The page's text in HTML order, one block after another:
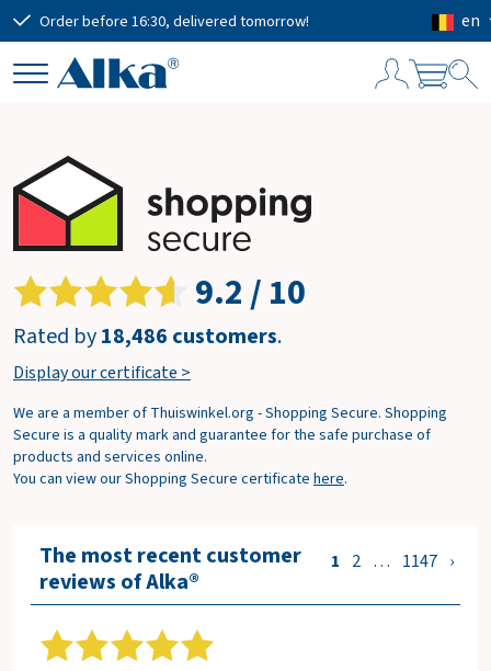
Order before 16:30, delivered tomorrow! en
9.2 / 10
Rated by18,486 customers.
Display our certificate >
We are a member of Thuiswinkel.org - Shopping Secure. Shopping
Secure is a quality mark and guarantee for the safe purchase of
products and services online.
You can view our Shopping Secure certificate here.
The most recent customer
reviews of Alka®
1 2 … 1147 ›
o
p
i
g
c
a
t
Subtotal
€0.00
incl.
options
Total €0.00
incl. VAT
(€0.00)